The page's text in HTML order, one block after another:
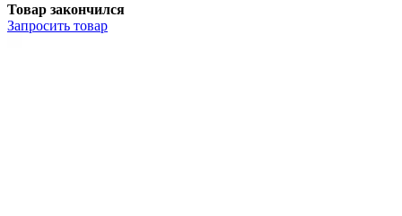
Товар закончился
Запросить товар